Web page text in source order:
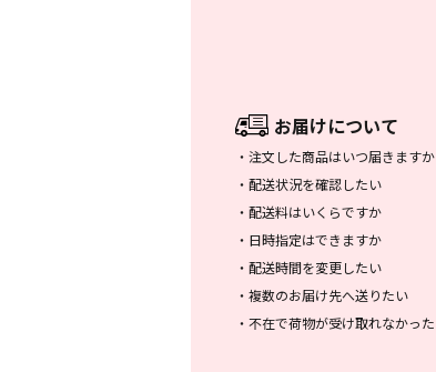
お届けについて
・ 注文した商品はいつ届きますか
・ 配送状況を確認したい
・ 配送料はいくらですか
・ 日時指定はできますか
・ 配送時間を変更したい
・ 複数のお届け先へ送りたい
・ 不在で荷物が受け取れなかった